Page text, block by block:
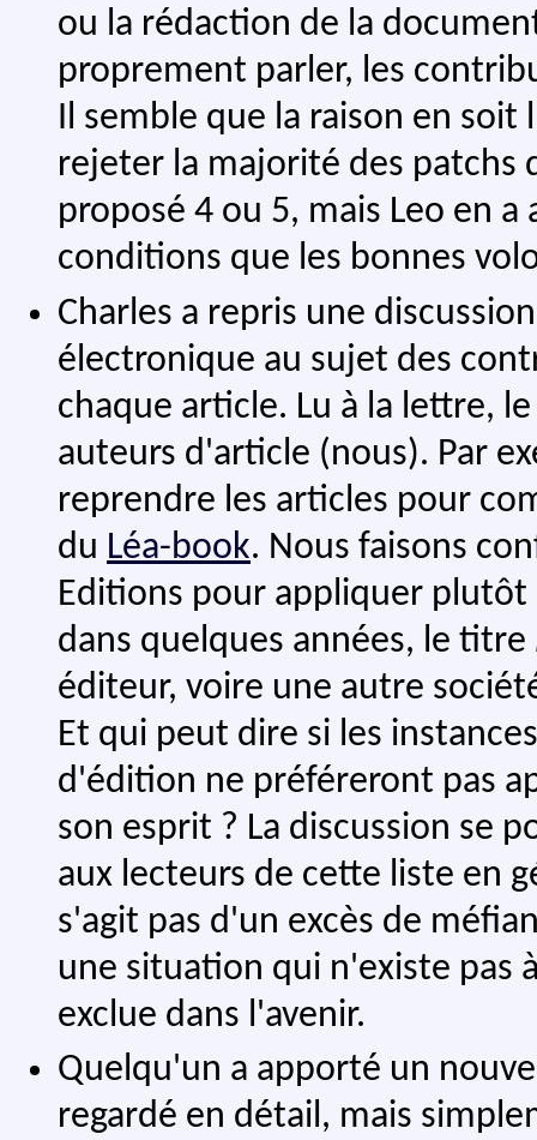
ou la rédaction de la
proprement parler, les
Il semble que la raison en
rejeter la majorité des patchs
proposé 4 ou 5, mais Leo en
conditions que les bonnes
Charles a repris une
électronique au sujet des
chaque article. Lu à la lettre,
auteurs d'article (nous). Par
reprendre les articles pour
du Léa-book. Nous faisons
Editions pour appliquer
dans quelques années, le titre
éditeur, voire une autre
Et qui peut dire si les
d'édition ne préféreront pas
son esprit ? La discussion se
aux lecteurs de cette liste en
s'agit pas d'un excès de
une situation qui n'existe pas
exclue dans l'avenir.
Quelqu'un a apporté un
regardé en détail, mais